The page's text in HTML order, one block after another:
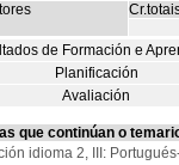
de Formación e
Planificación
Avaliación
que continúan o
idioma 2, III: